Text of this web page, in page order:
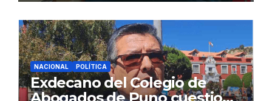
NACIONAL POLÍTICA
Exdecano del Colegio de